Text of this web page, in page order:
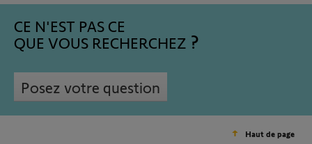
CE N'EST PAS CE
QUE VOUS RECHERCHEZ
Posez votre question
Haut de page